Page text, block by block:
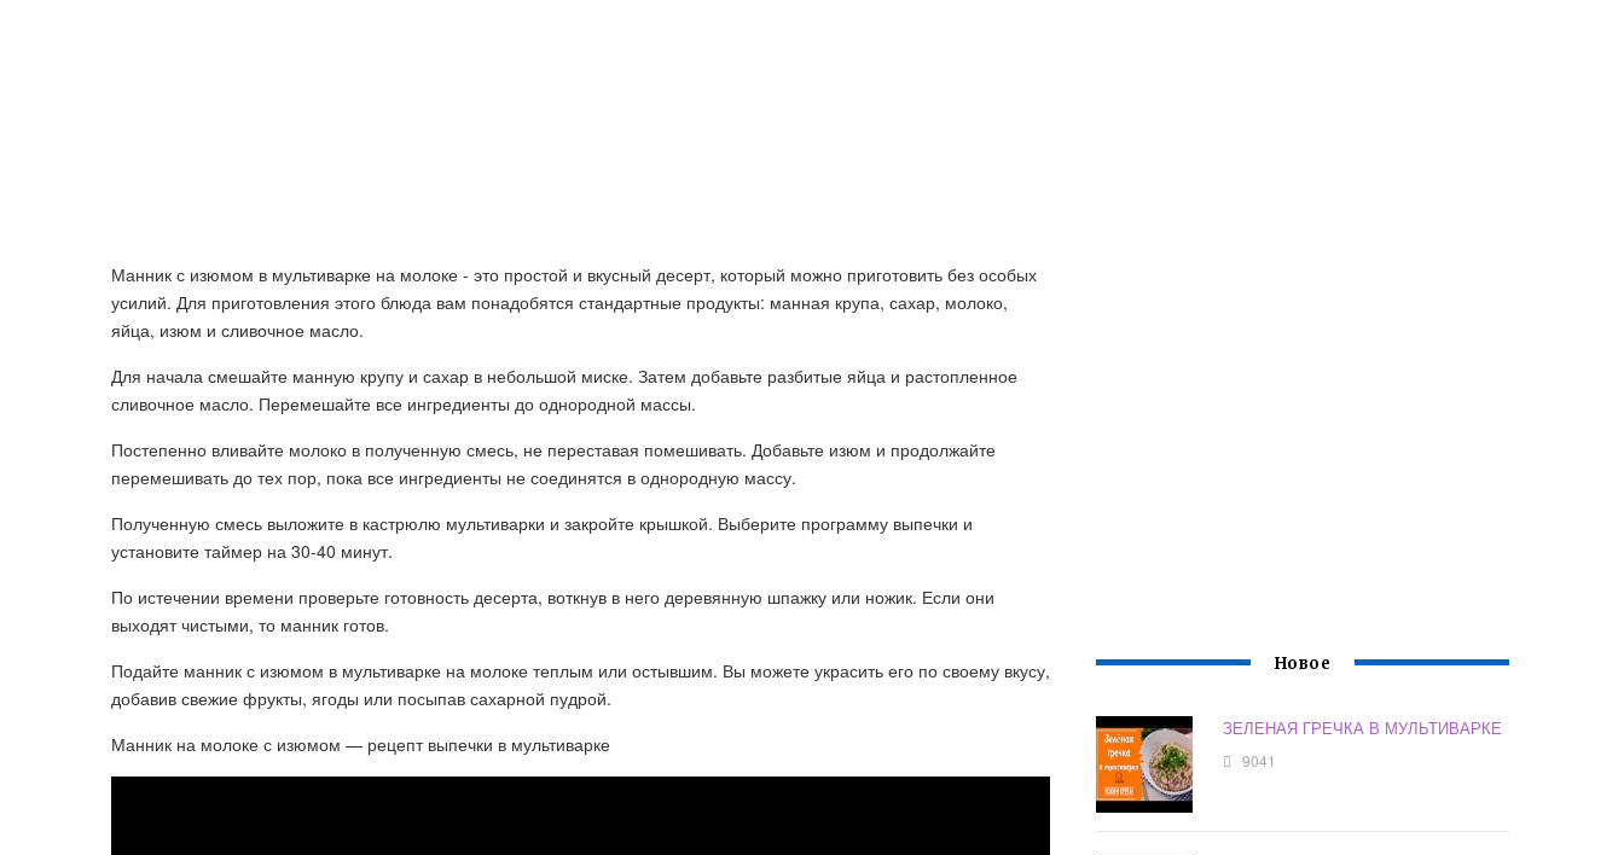
Манник с изюмом в мультиварке на молоке - это простой и вкусный десерт, который можно приготовить без особых
усилий. Для приготовления этого блюда вам понадобятся стандартные продукты: манная крупа, сахар, молоко,
яйца, изюм и сливочное масло.
Для начала смешайте манную крупу и сахар в небольшой миске. Затем добавьте разбитые яйца и растопленное
сливочное масло. Перемешайте все ингредиенты до однородной массы.
Постепенно вливайте молоко в полученную смесь, не переставая помешивать. Добавьте изюм и продолжайте
перемешивать до тех пор, пока все ингредиенты не соединятся в однородную массу.
Полученную смесь выложите в кастрюлю мультиварки и закройте крышкой. Выберите программу выпечки и
установите таймер на 30-40 минут.
По истечении времени проверьте готовность десерта, воткнув в него деревянную шпажку или ножик. Если они
выходят чистыми, то манник готов.
Подайте манник с изюмом в мультиварке на молоке теплым или остывшим. Вы можете украсить его по своему вкусу,
добавив свежие фрукты, ягоды или посыпав сахарной пудрой.
Манник на молоке с изюмом — рецепт выпечки в мультиварке
Новое
ЗЕЛЕНАЯ ГРЕЧКА В МУЛЬТИВАРКЕ
9041